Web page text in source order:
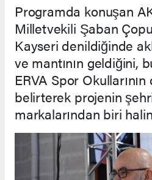
Programda konuşan
Milletvekili Şaban
Kayseri denildiğinde
ve mantının geldiğini,
ERVA Spor
belirterek projenin
markalarından biri